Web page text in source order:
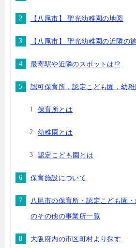
【八尾市】 聖光幼稚園の地図
【八尾市】 聖光幼稚園の近隣の
最寄駅や近隣のスポットは!?
認可保育所，認定こども園，幼
保育所とは
幼稚園とは
認定こども園とは
保育施設について
八尾市の保育所・認定こども園
のその他の事業所一覧
大阪府内の市区町村より探す